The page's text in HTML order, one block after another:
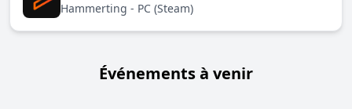
Hammerting - PC (Steam)
Événements à venir